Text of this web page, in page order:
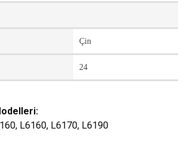
Çin
24
L6160, L6170, L6190